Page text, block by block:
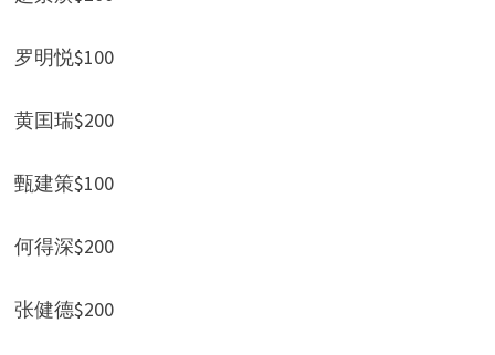
罗明悦$100
黄囯瑞$200
甄建策$100
何得深$200
张健德$200